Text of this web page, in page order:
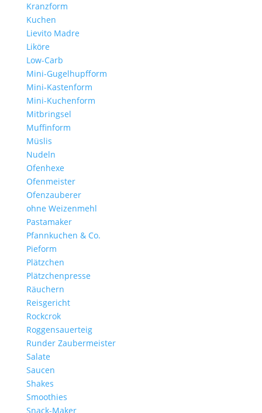
Kranzform
Kuchen
Lievito Madre
Liköre
Low-Carb
Mini-Gugelhupfform
Mini-Kastenform
Mini-Kuchenform
Mitbringsel
Muffinform
Müslis
Nudeln
Ofenhexe
Ofenmeister
Ofenzauberer
ohne Weizenmehl
Pastamaker
Pfannkuchen & Co.
Pieform
Plätzchen
Plätzchenpresse
Räuchern
Reisgericht
Rockcrok
Roggensauerteig
Runder Zaubermeister
Salate
Saucen
Shakes
Smoothies
Snack-Maker